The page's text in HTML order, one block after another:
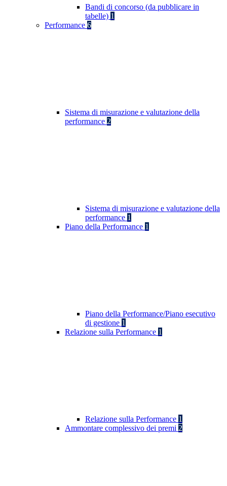
Bandi di concorso (da pubblicare in
tabelle) 1
Performance 6
Sistema di misurazione e valutazione della
performance 2
Sistema di misurazione e valutazione della
performance 1
Piano della Performance 1
Piano della Performance/Piano esecutivo
di gestione 1
Relazione sulla Performance 1
Relazione sulla Performance 1
Ammontare complessivo dei premi 2